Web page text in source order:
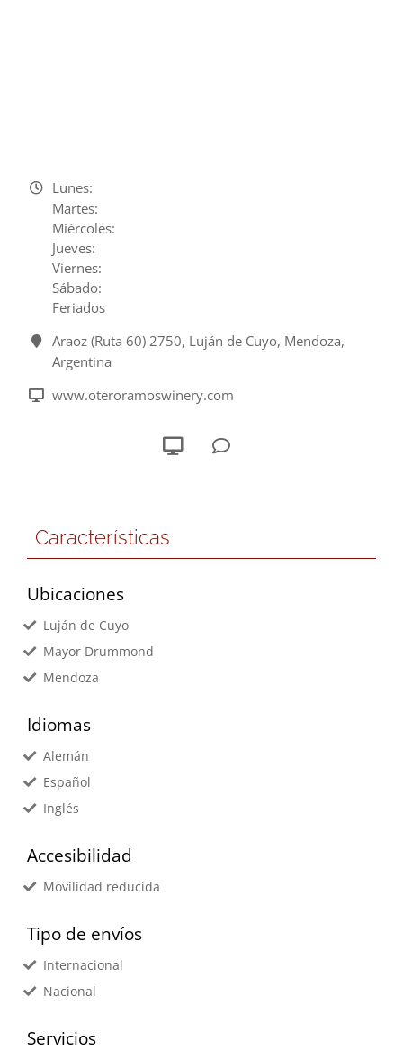
Lunes:
Martes:
Miércoles:
Jueves:
Viernes:
Sábado:
Feriados
Araoz (Ruta 60) 2750, Luján de Cuyo, Mendoza,
Argentina
www.oteroramoswinery.com
Características
Ubicaciones
Luján de Cuyo
Mayor Drummond
Mendoza
Idiomas
Alemán
Español
Inglés
Accesibilidad
Movilidad reducida
Tipo de envíos
Internacional
Nacional
Servicios